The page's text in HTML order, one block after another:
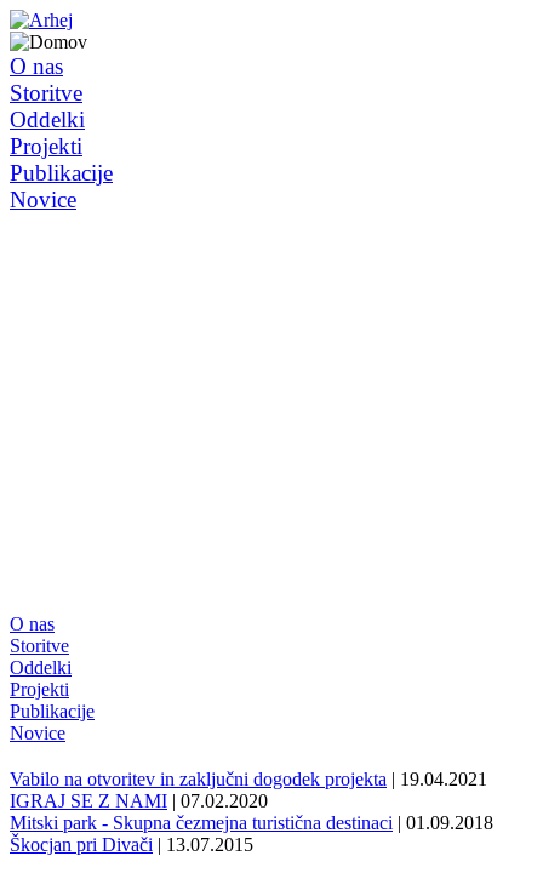
O nas
Storitve
Oddelki
Projekti
Publikacije
Novice
O nas
Storitve
Oddelki
Projekti
Publikacije
Novice
Vabilo na otvoritev in zaključni dogodek projekta | 19.04.2021
IGRAJ SE Z NAMI | 07.02.2020
Mitski park - Skupna čezmejna turistična destinaci | 01.09.2018
Škocjan pri Divači | 13.07.2015